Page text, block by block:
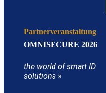
Partnerveranstaltung
OMNISECURE 2026
the world of smart ID
solutions »